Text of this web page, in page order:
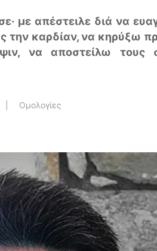
με απέστειλε διά να
την καρδίαν, να κηρύξω
να αποστείλω τους
Ομολογίες